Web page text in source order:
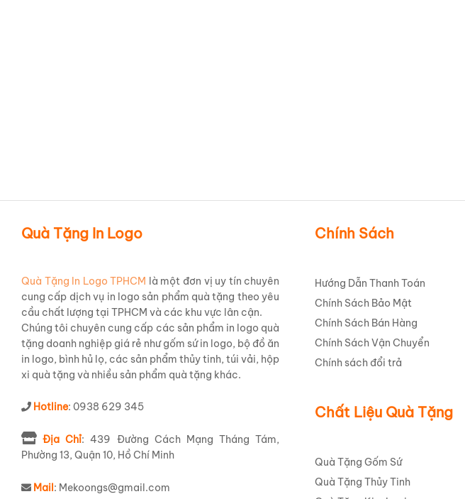
Quà Tặng In Logo
Quà Tặng In Logo TPHCM là một đơn vị uy tín chuyên
cung cấp dịch vụ in logo sản phẩm quà tặng theo yêu
cầu chất lượng tại TPHCM và các khu vực lân cận.
Chúng tôi chuyên cung cấp các sản phẩm in logo quà
tặng doanh nghiệp giá rẻ như gốm sứ in logo, bộ đồ ăn
in logo, bình hủ lọ, các sản phẩm thủy tinh, túi vải, hộp
xi quà tặng và nhiều sản phẩm quà tặng khác.
Hotline: 0938 629 345
Địa Chỉ: 439 Đường Cách Mạng Tháng Tám,
Phường 13, Quận 10, Hồ Chí Minh
Mail: Mekoongs@gmail.com
Chính Sách
Hướng Dẫn Thanh Toán
Chính Sách Bảo Mật
Chính Sách Bán Hàng
Chính Sách Vận Chuyển
Chính sách đổi trả
Chất Liệu Quà Tặng
Quà Tặng Gốm Sứ
Quà Tặng Thủy Tinh